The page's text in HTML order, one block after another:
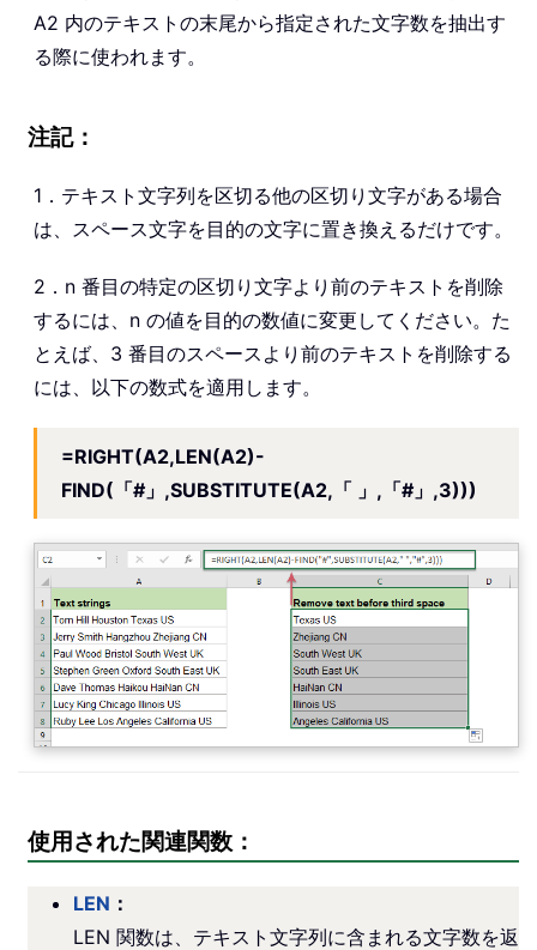
A2 内のテキストの末尾から指定された文字数を抽出す
る際に使われます。
注記：
1．テキスト文字列を区切る他の区切り文字がある場合
は、スペース文字を目的の文字に置き換えるだけです。
2．n 番目の特定の区切り文字より前のテキストを削除
するには、n の値を目的の数値に変更してください。た
とえば、3 番目のスペースより前のテキストを削除する
には、以下の数式を適用します。
=RIGHT(A2,LEN(A2)-
FIND(「#」,SUBSTITUTE(A2,「 」,「#」,3)))
使用された関連関数：
LEN ：
LEN 関数は、テキスト文字列に含まれる文字数を返